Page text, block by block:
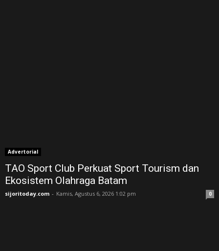
Advertorial
TAO Sport Club Perkuat Sport Tourism dan
Ekosistem Olahraga Batam
sijoritoday.com - Kamis, Agustus 6, 2026 1:02 pm 0